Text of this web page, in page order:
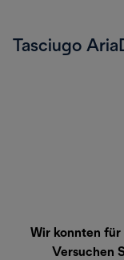
Tasciugo
Wir konnten für
Versuchen